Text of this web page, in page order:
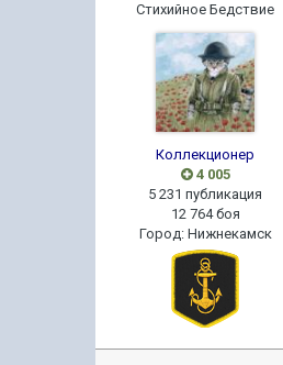
Стихийное Бедствие
Коллекционер
4 005
5 231 публикация
12 764 боя
Город: Нижнекамск